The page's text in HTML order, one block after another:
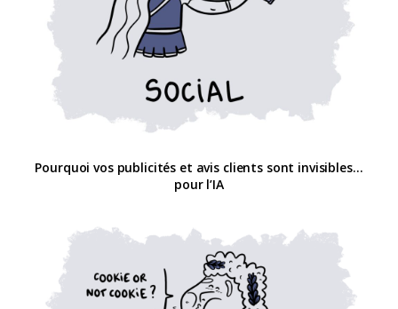
Pourquoi vos publicités et avis clients sont invisibles…
pour l’IA